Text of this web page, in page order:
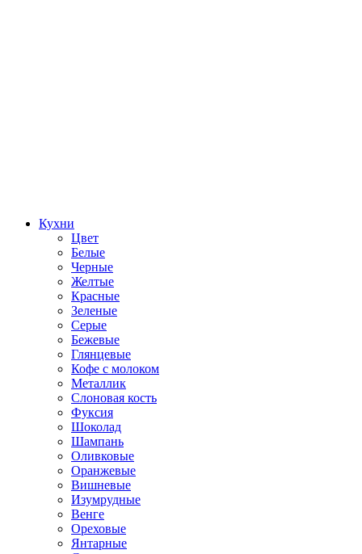
Кухни
Цвет
Белые
Черные
Желтые
Красные
Зеленые
Серые
Бежевые
Глянцевые
Кофе с молоком
Металлик
Слоновая кость
Фуксия
Шоколад
Шампань
Оливковые
Оранжевые
Вишневые
Изумрудные
Венге
Ореховые
Янтарные